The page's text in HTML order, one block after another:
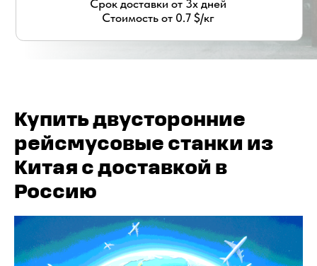
Купить двусторонние
рейсмусовые станки из
Китая с доставкой в
Россию